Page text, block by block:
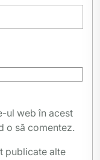
ul web în acest
o să comentez.
publicate alte